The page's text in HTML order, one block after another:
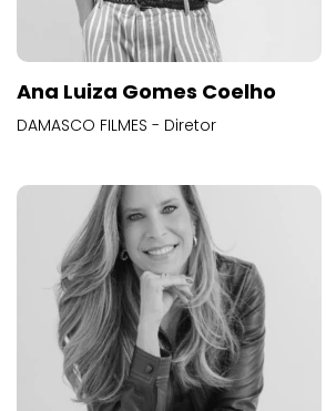
Ana Luiza Gomes Coelho
DAMASCO FILMES - Diretor